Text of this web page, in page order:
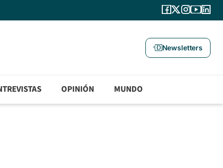
Newsletters
OPINIÓN MUNDO